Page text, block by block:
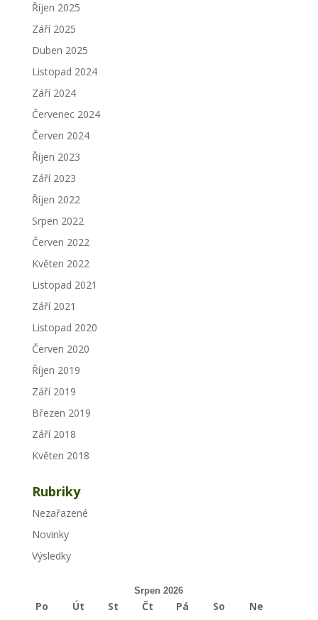
Říjen 2025
Září 2025
Duben 2025
Listopad 2024
Září 2024
Červenec 2024
Červen 2024
Říjen 2023
Září 2023
Říjen 2022
Srpen 2022
Červen 2022
Květen 2022
Listopad 2021
Září 2021
Listopad 2020
Červen 2020
Říjen 2019
Září 2019
Březen 2019
Září 2018
Květen 2018
Rubriky
Nezařazené
Novinky
Výsledky
Srpen 2026
Po Út St Čt Pá So Ne